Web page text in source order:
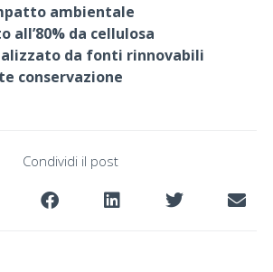
ambientale
all’80% da cellulosa
da fonti rinnovabili
conservazione
Condividi il post